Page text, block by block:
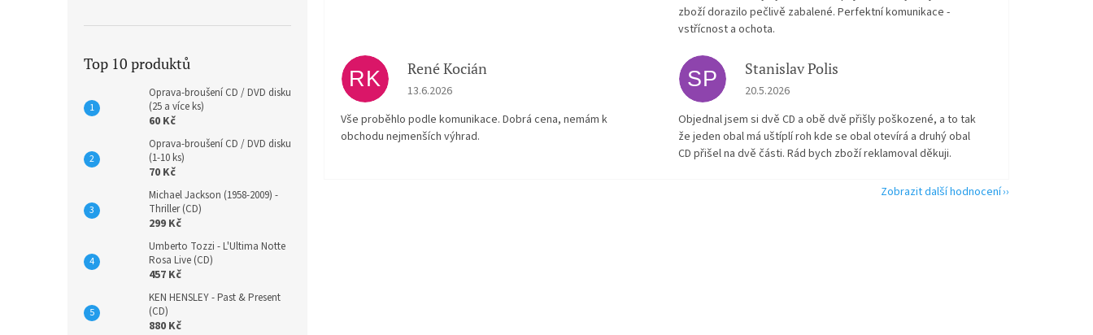
Top 10 produktů
Oprava-broušení CD / DVD disku
(25 a více ks)
60 Kč
Oprava-broušení CD / DVD disku
(1-10 ks)
70 Kč
Michael Jackson (1958-2009) -
Thriller (CD)
299 Kč
Umberto Tozzi - L'Ultima Notte
Rosa Live (CD)
457 Kč
KEN HENSLEY - Past & Present
(CD)
880 Kč
zboží dorazilo pečlivě zabalené. Perfektní komunikace -
vstřícnost a ochota.
RK René Kocián
Hodnocení obchodu je 5 z 5 hvězdiček.
13.6.2026
Vše proběhlo podle komunikace. Dobrá cena, nemám k
obchodu nejmenších výhrad.
SP Stanislav Polis
Hodnocení obchodu je 2 z 5 hvězdiček.
20.5.2026
Objednal jsem si dvě CD a obě dvě přišly poškozené, a to tak
že jeden obal má uštíplí roh kde se obal otevírá a druhý obal
CD přišel na dvě části. Rád bych zboží reklamoval děkuji.
Zobrazit další hodnocení